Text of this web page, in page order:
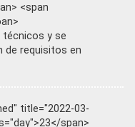
<span
técnicos y se
de requisitos en
title="2022-03-
span>